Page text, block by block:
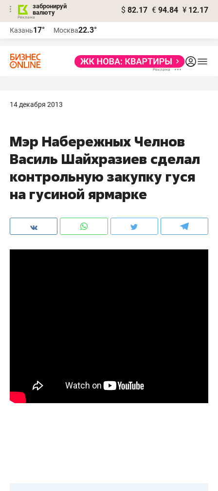
забронируй
валюту
$ 82.17 € 94.84 ¥ 12.17
Казань17° Москва22.3°
14 декабря 2013
Мэр Набережных Челнов
Василь Шайхразиев сделал
контрольную закупку гуся
на гусиной ярмарке